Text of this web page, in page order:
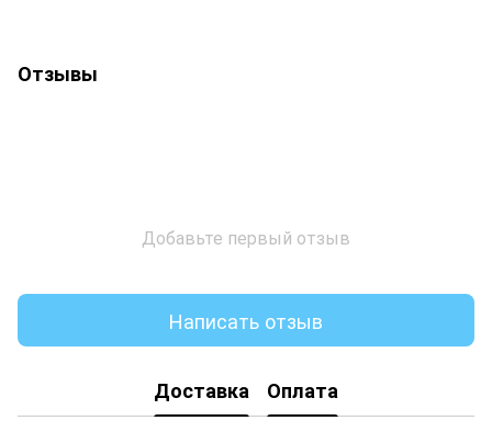
Отзывы
Добавьте первый отзыв
Написать отзыв
Доставка Оплата